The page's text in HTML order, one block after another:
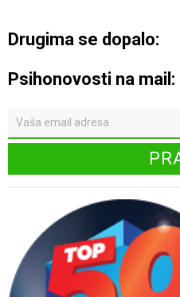
Drugima se dopalo:
Psihonovosti na mail: